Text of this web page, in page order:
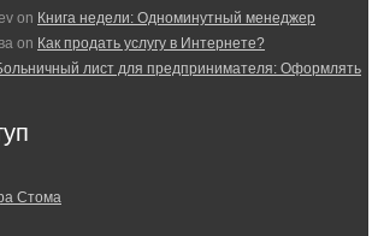
on Книга недели: Одноминутный менеджер
on Как продать услугу в Интернете?
лист для предпринимателя: Оформлять
Стома